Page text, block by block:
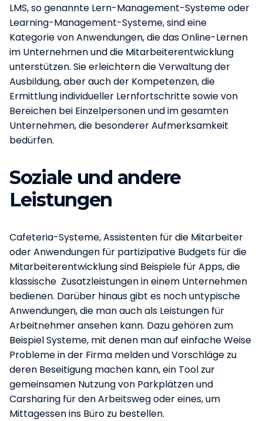
LMS, so genannte Lern-Management-Systeme oder
Learning-Management-Systeme, sind eine
Kategorie von Anwendungen, die das Online-Lernen
im Unternehmen und die Mitarbeiterentwicklung
unterstützen. Sie erleichtern die Verwaltung der
Ausbildung, aber auch der Kompetenzen, die
Ermittlung individueller Lernfortschritte sowie von
Bereichen bei Einzelpersonen und im gesamten
Unternehmen, die besonderer Aufmerksamkeit
bedürfen.
Soziale und andere
Leistungen
Cafeteria-Systeme, Assistenten für die Mitarbeiter
oder Anwendungen für partizipative Budgets für die
Mitarbeiterentwicklung sind Beispiele für Apps, die
klassische Zusatzleistungen in einem Unternehmen
bedienen. Darüber hinaus gibt es noch untypische
Anwendungen, die man auch als Leistungen für
Arbeitnehmer ansehen kann. Dazu gehören zum
Beispiel Systeme, mit denen man auf einfache Weise
Probleme in der Firma melden und Vorschläge zu
deren Beseitigung machen kann, ein Tool zur
gemeinsamen Nutzung von Parkplätzen und
Carsharing für den Arbeitsweg oder eines, um
Mittagessen ins Büro zu bestellen.